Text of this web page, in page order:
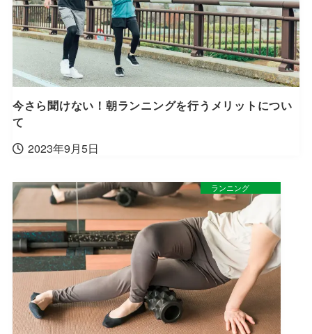
今さら聞けない！朝ランニングを行うメリットについ
て
2023年9月5日
ランニング